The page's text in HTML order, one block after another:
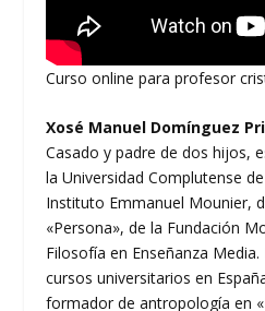
Curso online para profesor
Xosé Manuel Domínguez
Casado y padre de dos hijos,
la Universidad Complutense
Instituto Emmanuel Mounier,
«Persona», de la Fundación
Filosofía en Enseñanza
cursos universitarios en
formador de antropología en